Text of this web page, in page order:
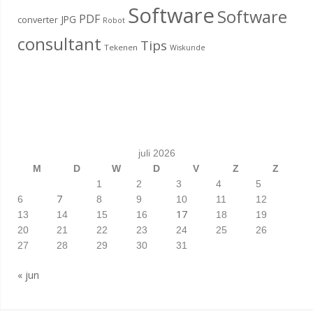
converter JPG PDF Robot SoftwareSoftware
consultant Tekenen Tips Wiskunde
juli 2026
M
D W D V Z
Z
1
2 3 4
5
6
7 8 9 10 11
12
13
14 15 16 17 18
19
20
21 22 23 24 25
26
27
28 29 30 31
« jun